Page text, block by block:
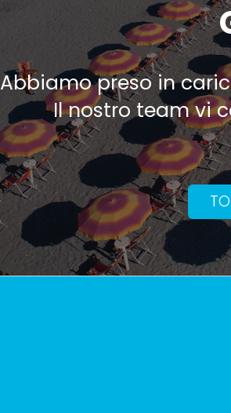
Abbiamo preso in
Il nostro team vi